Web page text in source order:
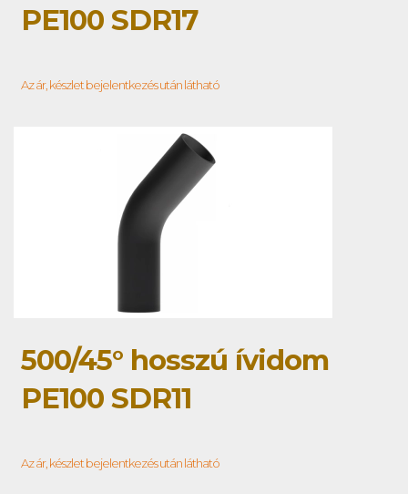
PE100 SDR17
Az ár, készlet bejelentkezés után látható
500/45° hosszú ívidom
PE100 SDR11
Az ár, készlet bejelentkezés után látható